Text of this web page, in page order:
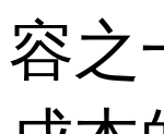
容之